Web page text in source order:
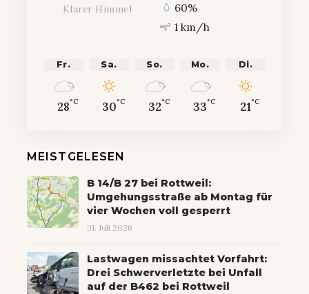
Klarer Himmel
60%
1 km/h
Fr.
28°C
Sa.
30°C
So.
32°C
Mo.
33°C
Di.
21°C
MEISTGELESEN
B 14/B 27 bei Rottweil:
Umgehungsstraße ab Montag für
vier Wochen voll gesperrt
31. Juli 2026
Lastwagen missachtet Vorfahrt:
Drei Schwerverletzte bei Unfall
auf der B462 bei Rottweil